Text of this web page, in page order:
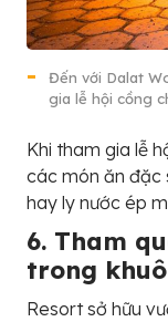
Đến với Dalat
gia lễ hội cồng
Khi tham gia lễ
các món ăn đặc
hay ly nước ép
6. Tham
trong
Resort sở hữu